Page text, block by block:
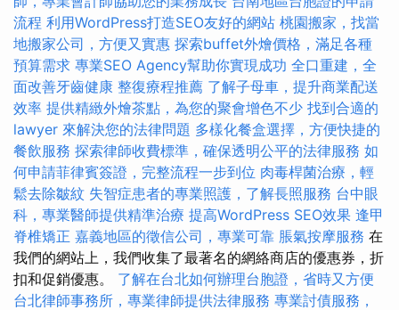
流程 利用WordPress打造SEO友好的網站 桃園搬家，找當
地搬家公司，方便又實惠 探索buffet外燴價格，滿足各種
預算需求 專業SEO Agency幫助你實現成功 全口重建，全
面改善牙齒健康 整復療程推薦 了解子母車，提升商業配送
效率 提供精緻外燴茶點，為您的聚會增色不少 找到合適的
lawyer 來解決您的法律問題 多樣化餐盒選擇，方便快捷的
餐飲服務 探索律師收費標準，確保透明公平的法律服務 如
何申請菲律賓簽證，完整流程一步到位 肉毒桿菌治療，輕
鬆去除皺紋 失智症患者的專業照護，了解長照服務 台中眼
科，專業醫師提供精準治療 提高WordPress SEO效果 逢甲
脊椎矯正 嘉義地區的徵信公司，專業可靠 脹氣按摩服務 在
我們的網站上，我們收集了最著名的網絡商店的優惠券，折
扣和促銷優惠。 了解在台北如何辦理台胞證，省時又方便
台北律師事務所，專業律師提供法律服務 專業討債服務，